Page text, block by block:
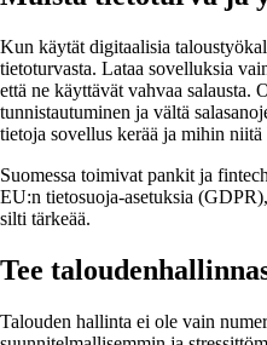
Kun käytät digitaalisia
tietoturvasta. Lataa sovelluksia
että ne käyttävät vahvaa salausta.
tunnistautuminen ja vältä
tietoja sovellus kerää ja mihin niitä
Suomessa toimivat pankit ja
EU:n tietosuoja-asetuksia
silti tärkeää.
Tee
Talouden hallinta ei ole vain